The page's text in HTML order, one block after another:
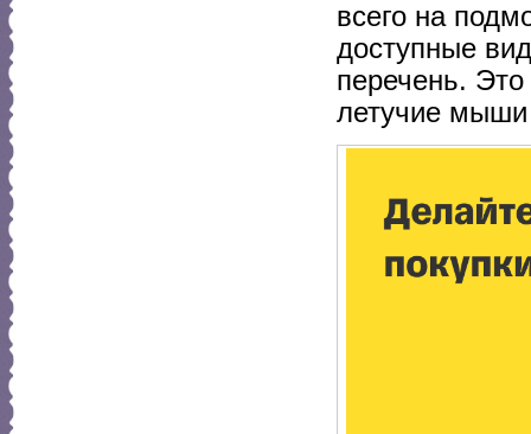
всего на
доступные
перечень.
летучие мыши